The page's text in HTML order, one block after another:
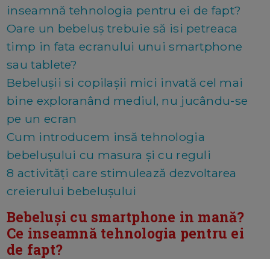
inseamnă tehnologia pentru ei de fapt?
Oare un bebeluș trebuie să isi petreaca
timp in fata ecranului unui smartphone
sau tablete?
Bebelușii si copilașii mici invată cel mai
bine exploranând mediul, nu jucându-se
pe un ecran
Cum introducem insă tehnologia
bebelușului cu masura și cu reguli
8 activități care stimulează dezvoltarea
creierului bebelușului
Bebeluși cu smartphone in mană?
Ce inseamnă tehnologia pentru ei
de fapt?